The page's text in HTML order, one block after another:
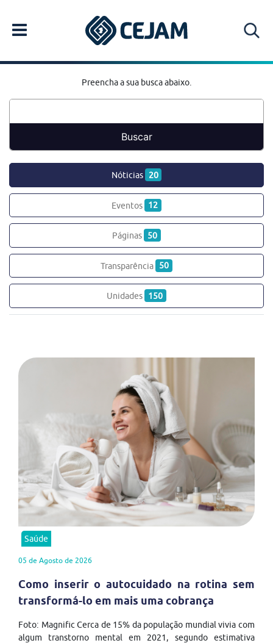
Preencha a sua busca abaixo.
Nóticias 20
Eventos 12
Páginas 50
Transparência 50
Unidades 150
Saúde
05 de Agosto de 2026
Como inserir o autocuidado na rotina sem
transformá-lo em mais uma cobrança
Foto: Magnific Cerca de 15% da população mundial vivia com
algum transtorno mental em 2021, segundo estimativa